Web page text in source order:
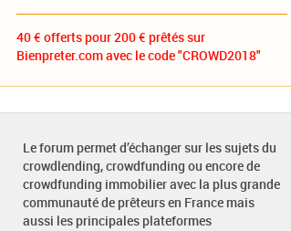
40 € offerts pour 200 € prêtés sur
Bienpreter.com avec le code "CROWD2018"
Le forum permet d’échanger sur les sujets du
crowdlending, crowdfunding ou encore de
crowdfunding immobilier avec la plus grande
communauté de prêteurs en France mais
aussi les principales plateformes